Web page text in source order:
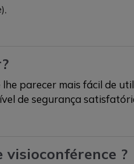
parecer mais fácil de
de segurança
?